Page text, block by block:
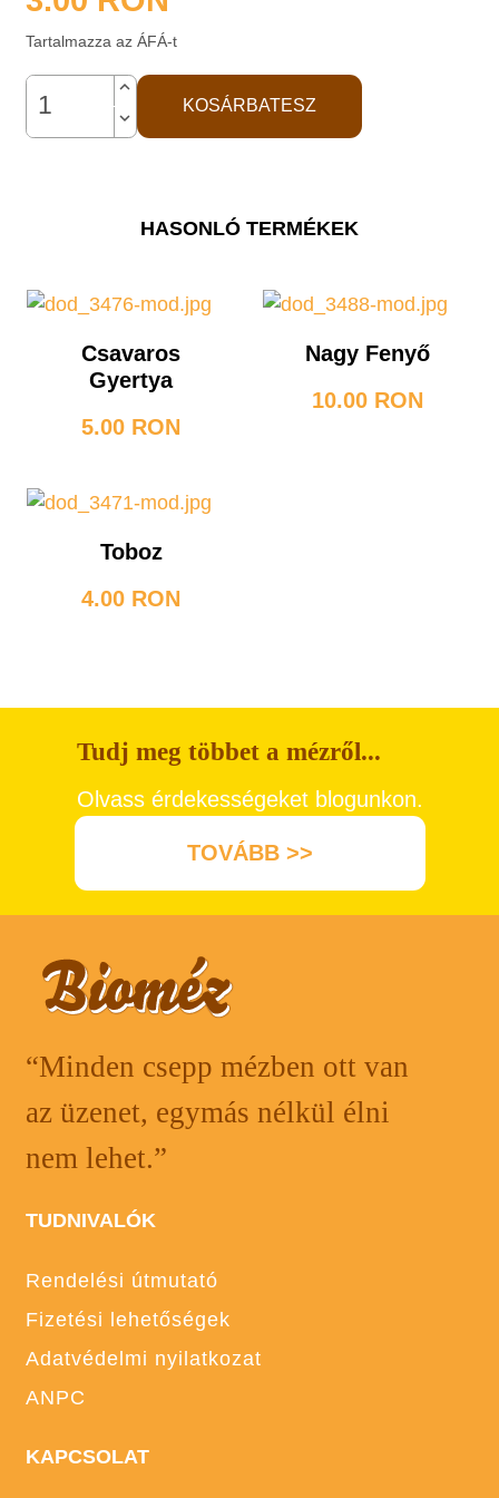
Tartalmazza az ÁFÁ-t
keyboard_arrow_up
keyboard_arrow_down
KOSÁRBATESZ
HASONLÓ TERMÉKEK
Csavaros
Gyertya
5.00 RON
Nagy Fenyő
10.00 RON
Toboz
4.00 RON
Tudj meg többet a mézről...
Olvass érdekességeket blogunkon.
TOVÁBB >>
“Minden csepp mézben ott van
az üzenet, egymás nélkül élni
nem lehet.”
TUDNIVALÓK
Rendelési útmutató
Fizetési lehetőségek
Adatvédelmi nyilatkozat
ANPC
KAPCSOLAT